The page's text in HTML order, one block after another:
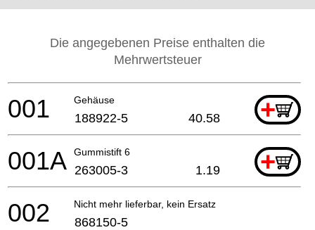
Die angegebenen Preise enthalten die
Mehrwertsteuer
Gehäuse +
001 188922-5 40.58
Gummistift 6 +
001A 263005-3 1.19
Nicht mehr lieferbar, kein Ersatz
002 868150-5